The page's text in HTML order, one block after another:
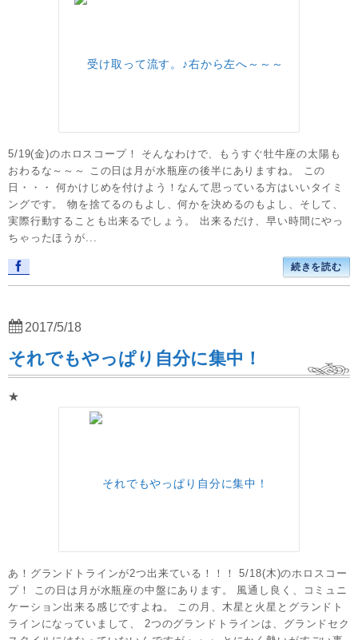
5/19(金)のホロスコープ！ そんなわけで、もうすぐ牡牛座の太陽も
おわるな～～～ この日は月が水瓶座の後半にありますね。 この
日・・・ 何かけじめを付けよう！なんて思っている方はいいタイミ
ングです。 物を捨てるのもよし、何かを決めるのもよし、そして、
実際行動することも出来るでしょう。 出来るだけ、早い時間にやっ
ちゃったほうが...
続きを読む
それでもやっぱり自分に集中！
★
あ！グランドトラインが2つ出来ている！！！ 5/18(木)のホロスコー
プ！ この日は月が水瓶座の中盤にあります。 風通し良く、コミュニ
ケーション出来る感じですよね。 この月、木星と火星とグランドト
ラインになっていまして、 2つのグランドトラインは、グランドセク
2017/5/18